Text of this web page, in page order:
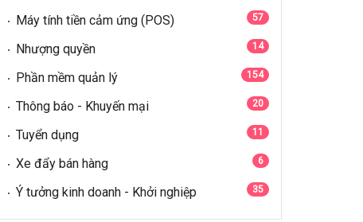
Máy tính tiền cảm ứng (POS) 57
Nhượng quyền 14
Phần mềm quản lý 154
Thông báo - Khuyến mại 20
Tuyển dụng 11
Xe đẩy bán hàng 6
Ý tưởng kinh doanh - Khởi nghiệp 35